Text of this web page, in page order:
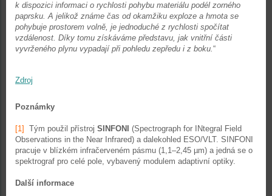
k dispozici informaci o rychlosti pohybu materiálu podél zorného
paprsku. A jelikož známe čas od okamžiku exploze a hmota se
pohybuje prostorem volně, je jednoduché z rychlosti spočítat
vzdálenost. Díky tomu získáváme představu, jak vnitřní části
vyvrženého plynu vypadají při pohledu zepředu i z boku.“
Zdroj
Poznámky
[1] Tým použil přístroj SINFONI
(Spectrograph for INtegral Field
Observations in the Near Infrared) a dalekohled ESO/VLT. SINFONI
pracuje v blízkém infračerveném pásmu (1,1–2,45 µm) a jedná se o
spektrograf pro celé pole, vybavený modulem adaptivní optiky.
Další informace